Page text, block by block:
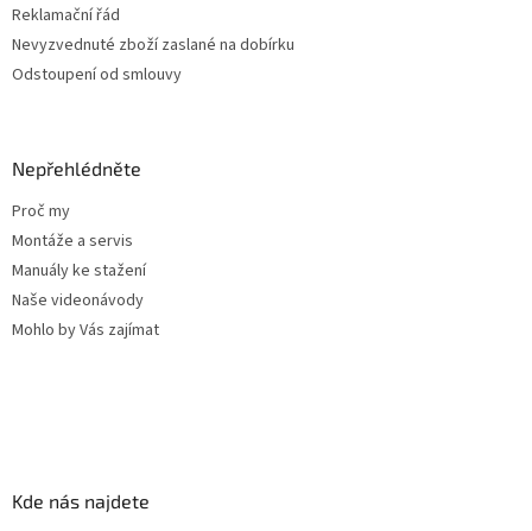
Reklamační řád
Nevyzvednuté zboží zaslané na dobírku
Odstoupení od smlouvy
Nepřehlédněte
Proč my
Montáže a servis
Manuály ke stažení
Naše videonávody
Mohlo by Vás zajímat
Kde nás najdete